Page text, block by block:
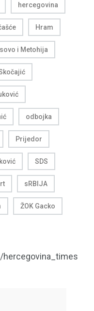
hercegovina
Hram
i Metohija
odbojka
Prijedor
SDS
sRBIJA
ŽOK Gacko